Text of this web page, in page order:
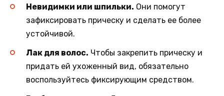
Невидимки или шпильки. Они помогут
зафиксировать прическу и сделать ее более
устойчивой.
Лак для волос. Чтобы закрепить прическу и
придать ей ухоженный вид, обязательно
воспользуйтесь фиксирующим средством.